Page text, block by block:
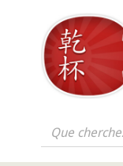
Que